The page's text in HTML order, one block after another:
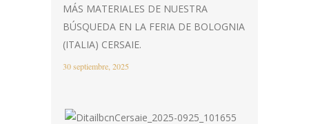
MÁS MATERIALES DE NUESTRA
BÚSQUEDA EN LA FERIA DE BOLOGNIA
(ITALIA) CERSAIE.
30 septiembre, 2025